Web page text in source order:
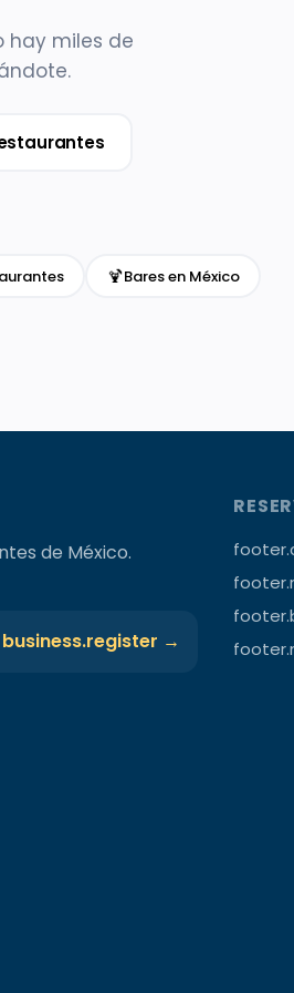
hay miles de
🍹Bares en México
de México.
business.register →